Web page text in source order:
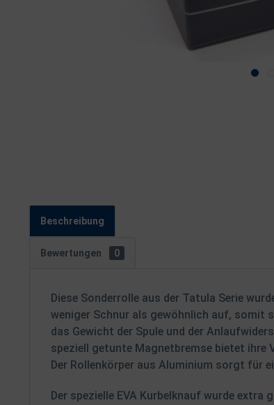
Beschreibung
Bewertungen 0
Diese Sonderrolle aus der Tatula Serie
weniger Schnur als gewöhnlich auf, somit
das Gewicht der Spule und der
speziell getunte Magnetbremse bietet ihre
Der Rollenkörper aus Aluminium sorgt für
Der spezielle EVA Kurbelknauf wurde